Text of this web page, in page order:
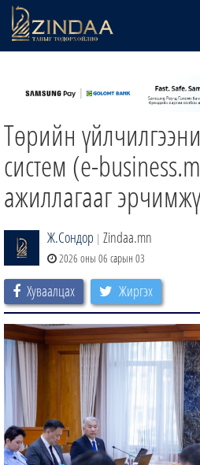
ТВ8
ӨГЛӨӨНИЙ СОНИН
АУДИО ЗОХИОЛ
Төрийн
систем (e-
ажиллагааг
Ж.Сондор | Zindaa.mn
2026 оны 06 сарын 03
Хуваалцах Жиргэх